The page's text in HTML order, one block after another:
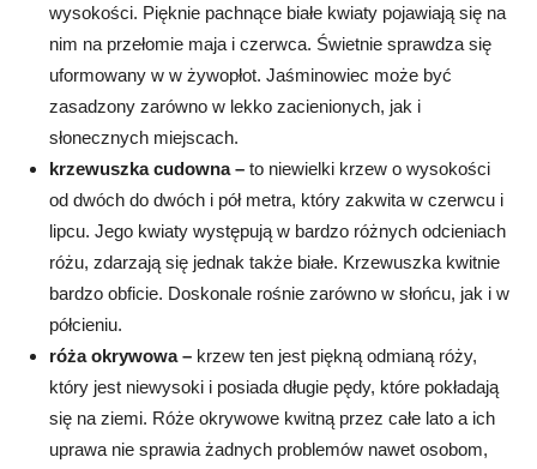
wysokości. Pięknie pachnące białe kwiaty pojawiają się na
nim na przełomie maja i czerwca. Świetnie sprawdza się
uformowany w w żywopłot. Jaśminowiec może być
zasadzony zarówno w lekko zacienionych, jak i
słonecznych miejscach.
krzewuszka cudowna – to niewielki krzew o wysokości
od dwóch do dwóch i pół metra, który zakwita w czerwcu i
lipcu. Jego kwiaty występują w bardzo różnych odcieniach
różu, zdarzają się jednak także białe. Krzewuszka kwitnie
bardzo obficie. Doskonale rośnie zarówno w słońcu, jak i w
półcieniu.
róża okrywowa – krzew ten jest piękną odmianą róży,
który jest niewysoki i posiada długie pędy, które pokładają
się na ziemi. Róże okrywowe kwitną przez całe lato a ich
uprawa nie sprawia żadnych problemów nawet osobom,